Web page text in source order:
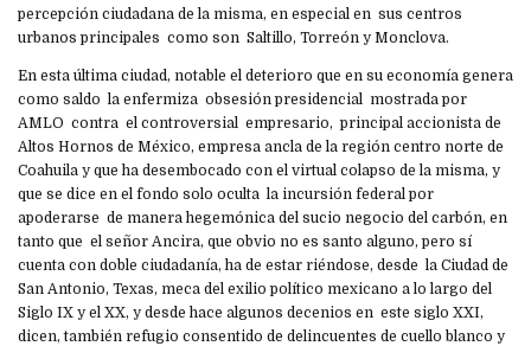
percepción ciudadana de la misma, en especial en sus centros
urbanos principales como son Saltillo, Torreón y Monclova.
En esta última ciudad, notable el deterioro que en su economía genera
como saldo la enfermiza obsesión presidencial mostrada por
AMLO contra el controversial empresario, principal accionista de
Altos Hornos de México, empresa ancla de la región centro norte de
Coahuila y que ha desembocado con el virtual colapso de la misma, y
que se dice en el fondo solo oculta la incursión federal por
apoderarse de manera hegemónica del sucio negocio del carbón, en
tanto que el señor Ancira, que obvio no es santo alguno, pero sí
cuenta con doble ciudadanía, ha de estar riéndose, desde la Ciudad de
San Antonio, Texas, meca del exilio político mexicano a lo largo del
Siglo IX y el XX, y desde hace algunos decenios en este siglo XXI,
dicen, también refugio consentido de delincuentes de cuello blanco y